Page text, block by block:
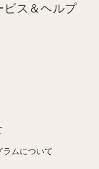
ビス＆ヘルプ
ラムについて